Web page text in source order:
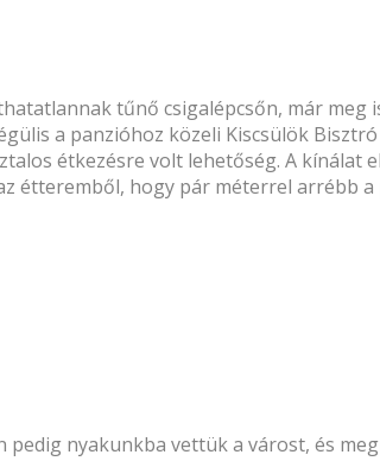
tűnő csigalépcsőn, már meg
a panzióhoz közeli Kiscsülök
étkezésre volt lehetőség. A kínálat
étteremből, hogy pár méterrel arrébb a
pedig nyakunkba vettük a várost, és